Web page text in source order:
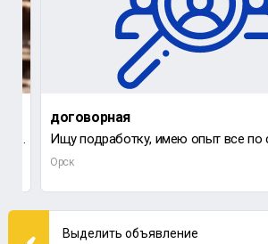
строитель-отделочник с большим опытом, ищу подработку.
договорная
Ищу подработку, имею опыт все по
Орск
Выделить объявление